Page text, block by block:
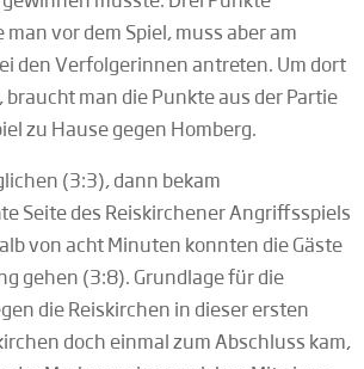
vor dem Spiel, muss aber am
den Verfolgerinnen antreten. Um dort
man die Punkte aus der Partie
zu Hause gegen Homberg.
(3:3), dann bekam
Seite des Reiskirchener Angriffsspiels
von acht Minuten konnten die Gäste
gehen (3:8). Grundlage für die
die Reiskirchen in dieser ersten
doch einmal zum Abschluss kam,